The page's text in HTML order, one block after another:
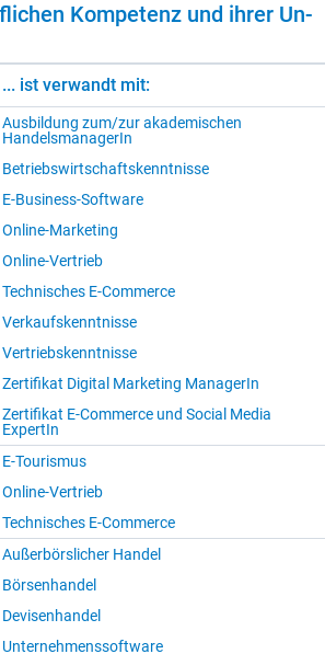
Kom­pe­tenz und ih­rer Un­
... ist verwandt mit:
Ausbildung zum/zur akademischen
HandelsmanagerIn
Betriebswirtschaftskenntnisse
E-Business-Software
Online-Marketing
Online-Vertrieb
Technisches E-Commerce
Verkaufskenntnisse
Vertriebskenntnisse
Zertifikat Digital Marketing ManagerIn
Zertifikat E-Commerce und Social Media
ExpertIn
E-Tourismus
Online-Vertrieb
Technisches E-Commerce
Außerbörslicher Handel
Börsenhandel
Devisenhandel
Unternehmenssoftware